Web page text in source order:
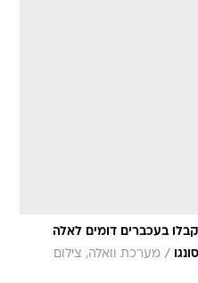
בעכברים דומים לאלה
/ מערכת וואלה, צילום